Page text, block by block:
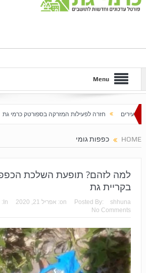
Menu
לפעילות המזרקה בספורטק כרמי גת כרמי גת
HOME כפפות גומי
למה לזהם? תופעת השלכת
בקריית גת
Posted By: shhuna
on: אפריל 21, 2020 In:
No Comments